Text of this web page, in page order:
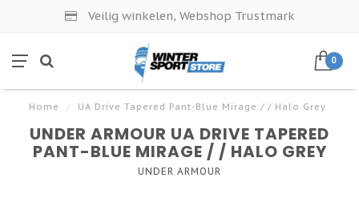
Veilig winkelen, Webshop Trustmark
0
Home / UA Drive Tapered Pant-Blue Mirage / / Halo Grey
UNDER ARMOUR UA DRIVE TAPERED
PANT-BLUE MIRAGE / / HALO GREY
UNDER ARMOUR